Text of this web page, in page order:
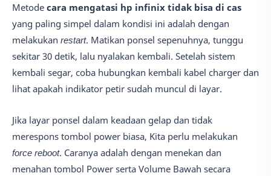
Metode cara mengatasi hp infinix tidak bisa di cas
yang paling simpel dalam kondisi ini adalah dengan
melakukan restart. Matikan ponsel sepenuhnya, tunggu
sekitar 30 detik, lalu nyalakan kembali. Setelah sistem
kembali segar, coba hubungkan kembali kabel charger dan
lihat apakah indikator petir sudah muncul di layar.
Jika layar ponsel dalam keadaan gelap dan tidak
merespons tombol power biasa, Kita perlu melakukan
force reboot. Caranya adalah dengan menekan dan
menahan tombol Power serta Volume Bawah secara